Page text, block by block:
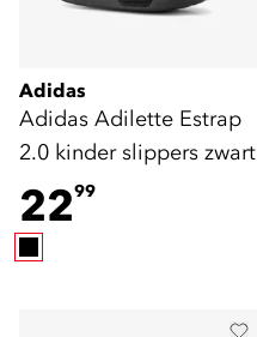
Adidas
Adidas Adilette Estrap
2.0 kinder slippers zwart
2299